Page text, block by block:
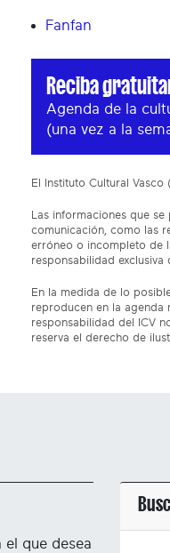
Fanfan
Reciba
Agenda de la
(una vez a la
El Instituto Cultural
Las informaciones que
comunicación, como las
erróneo o incompleto de
responsabilidad
En la medida de lo
reproducen en la agenda
responsabilidad del ICV
reserva el derecho de
el que desea